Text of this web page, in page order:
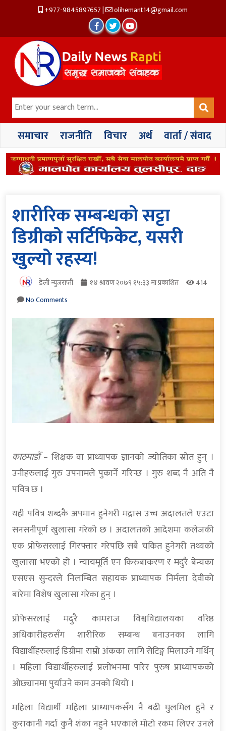
+977-9845897657| olihemant14@gmail.com
समाचार राजनीति विचार अर्थ वार्ता / संवाद
शारीरिक सम्बन्धको सट्टा
डिग्रीको सर्टिफिकेट, यसरी
खुल्यो रहस्य!
डेली न्युजराप्ती १४ श्रावण २०७९ १५:३३ मा प्रकाशित
414
No Comments
काठमाडौँ– शिक्षक वा प्राध्यापक ज्ञानको ज्योतिका स्रोत हुन् ।
उनीहरुलाई गुरु उपनामले पुकार्ने गरिन्छ । गुरु शब्द नै अति नै
पवित्र छ ।
यही पवित्र शब्दकै अपमान हुनेगरी मद्रास उच्च अदालतले एउटा
सनसनीपूर्ण खुलासा गरेको छ । अदालतको आदेशमा कलेजकी
एक प्रोफेसरलाई गिरफ्तार गरेपछि सबै चकित हुनेगरी तथ्यको
खुलासा भएको हो । न्यायमूर्ति एन किरुबाकरण र मदुरै बेन्चका
एसएस सुन्दरले निलम्बित सहायक प्राध्यापक निर्मला देवीको
बारेमा विशेष खुलासा गरेका हुन् ।
प्रोफेसरलाई मदुरै कामराज विश्वविद्यालयका वरिष्ठ
अधिकारीहरुसँग शारीरिक सम्बन्ध बनाउनका लागि
विद्यार्थीहरुलाई डिग्रीमा राम्रो अंकका लागि सेटिङ्ग मिलाउने गर्थिन्
। महिला विद्यार्थीहरुलाई प्रलोभनमा पारेर पुरुष प्राध्यापकको
ओछ्यानमा पुर्याउने काम उनको थियो ।
महिला विद्यार्थी महिला प्राध्यापकसँग नै बढी घुलमिल हुने र
कुराकानी गर्दा कुनै शंका नहुने भएकाले मोटो रकम लिएर उनले